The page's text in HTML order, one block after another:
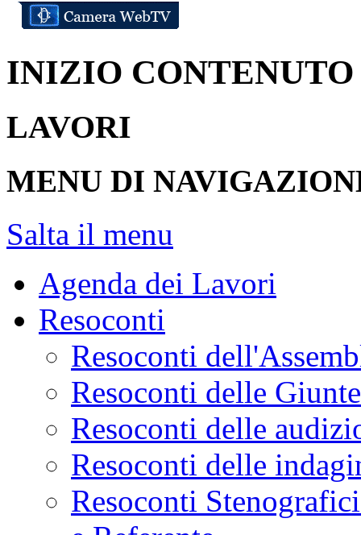
INIZIO CONTENUTO
LAVORI
MENU DI
Salta il menu
Agenda dei Lavori
Resoconti
Resoconti
Resoconti delle
Resoconti delle
Resoconti delle
Resoconti